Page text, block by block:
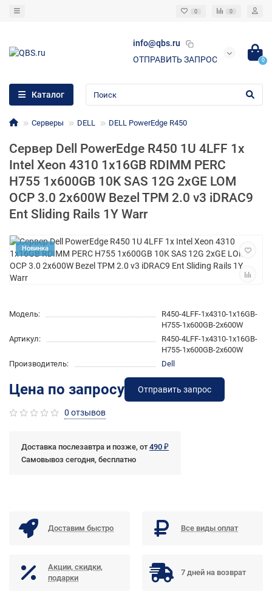
0 0
info@qbs.ru
ОТПРАВИТЬ ЗАПРОС
0
Каталог
Серверы DELL DELL PowerEdge R450
Сервер Dell PowerEdge R450 1U 4LFF 1x
Intel Xeon 4310 1x16GB RDIMM PERC
H755 1x600GB 10K SAS 12G 2xGE LOM
OCP 3.0 2x600W Bezel TPM 2.0 v3 iDRAC9
Ent Sliding Rails 1Y Warr
Новинка
Модель:
R450-4LFF-1x4310-1x16GB-
H755-1x600GB-2x600W
Артикул:
R450-4LFF-1x4310-1x16GB-
H755-1x600GB-2x600W
Производитель:
Dell
Цена по запросу Отправить запрос
0 отзывов
Доставка послезавтра и позже, от490 ₽
Самовывоз сегодня, бесплатно
Доставим быстро Все виды оплат
Акции, скидки,
подарки
7 дней на возврат